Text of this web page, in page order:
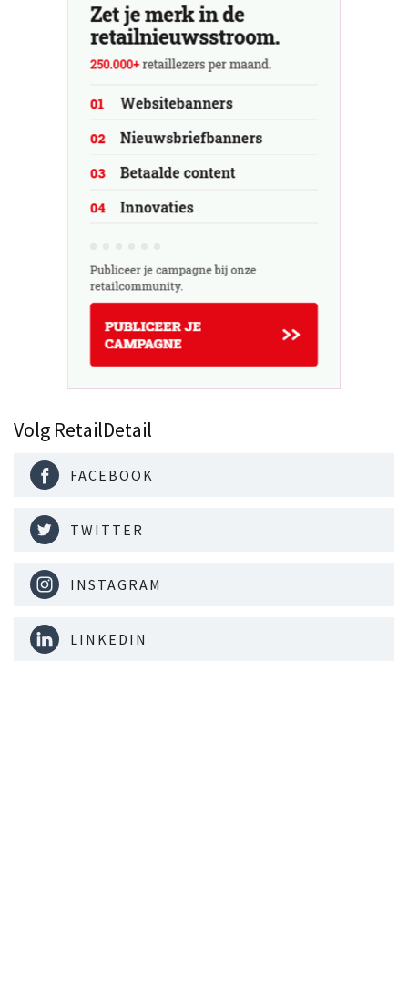
Volg RetailDetail
FACEBOOK
TWITTER
INSTAGRAM
LINKEDIN